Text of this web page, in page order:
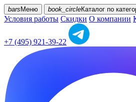
bars Меню book_circleКаталог по
Условия работы Скидки О компании
+7 (495) 921-39-22